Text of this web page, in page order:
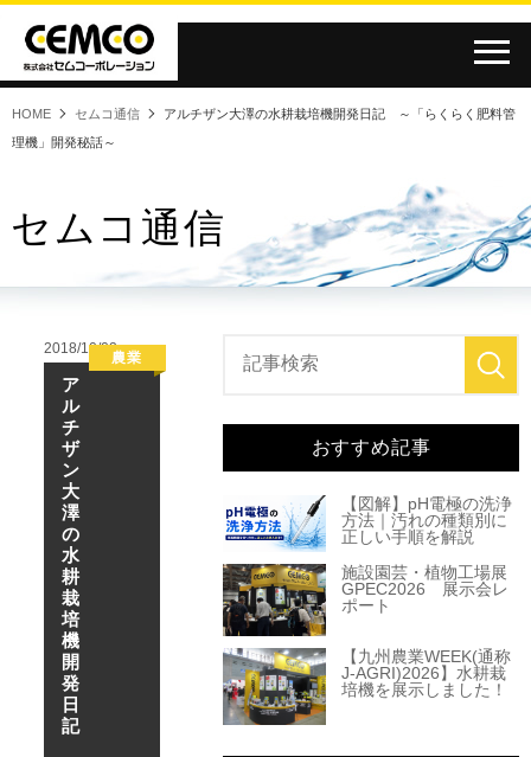
HOME セムコ通信
アルチザン大澤の水耕栽培機開発日記 ～「らくらく肥料管
理機」開発秘話～
セムコ通信
2018/10/02
ア
ル
チ
ザ
ン
大
澤
の
水
耕
栽
培
機
開
発
日
記
農業
おすすめ記事
【図解】pH電極の洗浄
方法｜汚れの種類別に
正しい手順を解説
施設園芸・植物工場展
GPEC2026 展示会レ
ポート
【九州農業WEEK(通称
J-AGRI)2026】水耕栽
培機を展示しました！